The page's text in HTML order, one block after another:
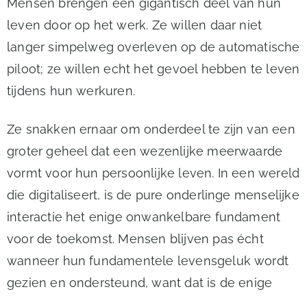
Mensen brengen een gigantisch deel van hun
leven door op het werk. Ze willen daar niet
langer simpelweg overleven op de automatische
piloot; ze willen echt het gevoel hebben te leven
tijdens hun werkuren.
Ze snakken ernaar om onderdeel te zijn van een
groter geheel dat een wezenlijke meerwaarde
vormt voor hun persoonlijke leven. In een wereld
die digitaliseert, is de pure onderlinge menselijke
interactie het enige onwankelbare fundament
voor de toekomst. Mensen blijven pas écht
wanneer hun fundamentele levensgeluk wordt
gezien en ondersteund, want dat is de enige